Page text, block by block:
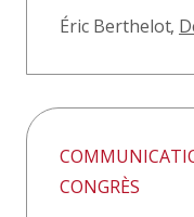
Éric Berthelot,
CONGRÈS